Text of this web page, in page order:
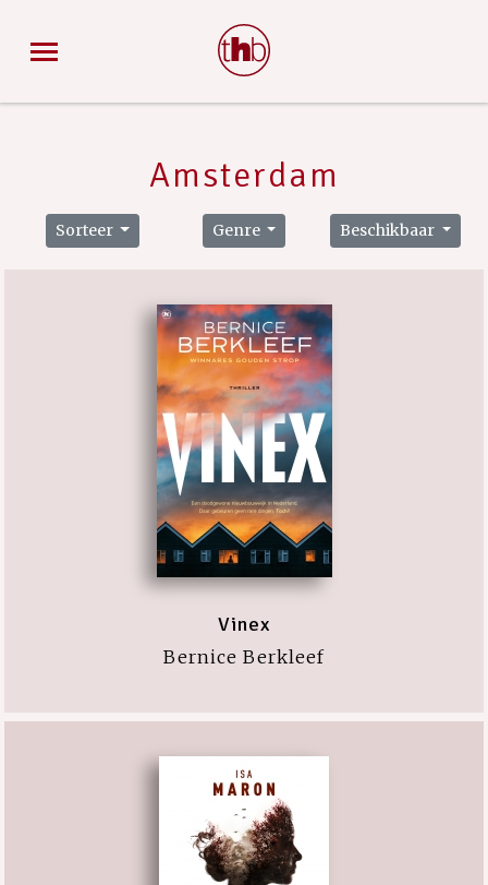
Amsterdam
Sorteer Genre Beschikbaar
Vinex
Bernice Berkleef